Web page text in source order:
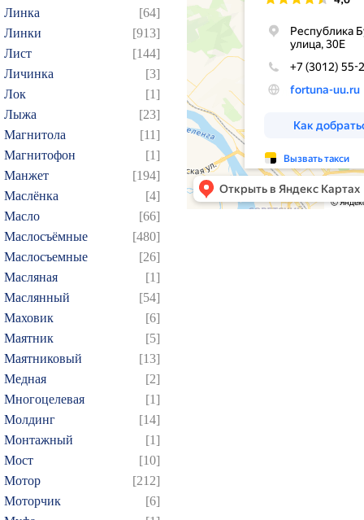
Линка
[64]
Линки
[913]
Лист
[144]
Личинка
[3]
Лок
[1]
Лыжа
[23]
Магнитола
[11]
Магнитофон
[1]
Манжет
[194]
Маслёнка
[4]
Масло
[66]
Маслосъёмные
[480]
Маслосъемные
[26]
Масляная
[1]
Маслянный
[54]
Маховик
[6]
Маятник
[5]
Маятниковый
[13]
Медная
[2]
Многоцелевая
[1]
Молдинг
[14]
Монтажный
[1]
Мост
[10]
Мотор
[212]
Моторчик
[6]